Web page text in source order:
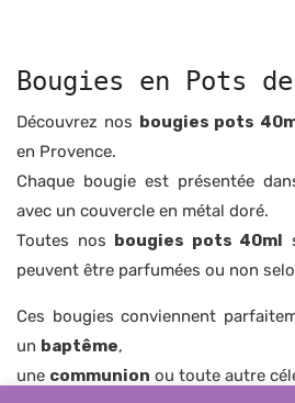
Bougies en Pots
Découvrez nos bougies pots
en Provence.
Chaque bougie est présentée
avec un couvercle en métal doré.
Toutes nos bougies pots 40ml
peuvent être parfumées ou non
Ces bougies conviennent
un baptême,
une communion ou toute autre